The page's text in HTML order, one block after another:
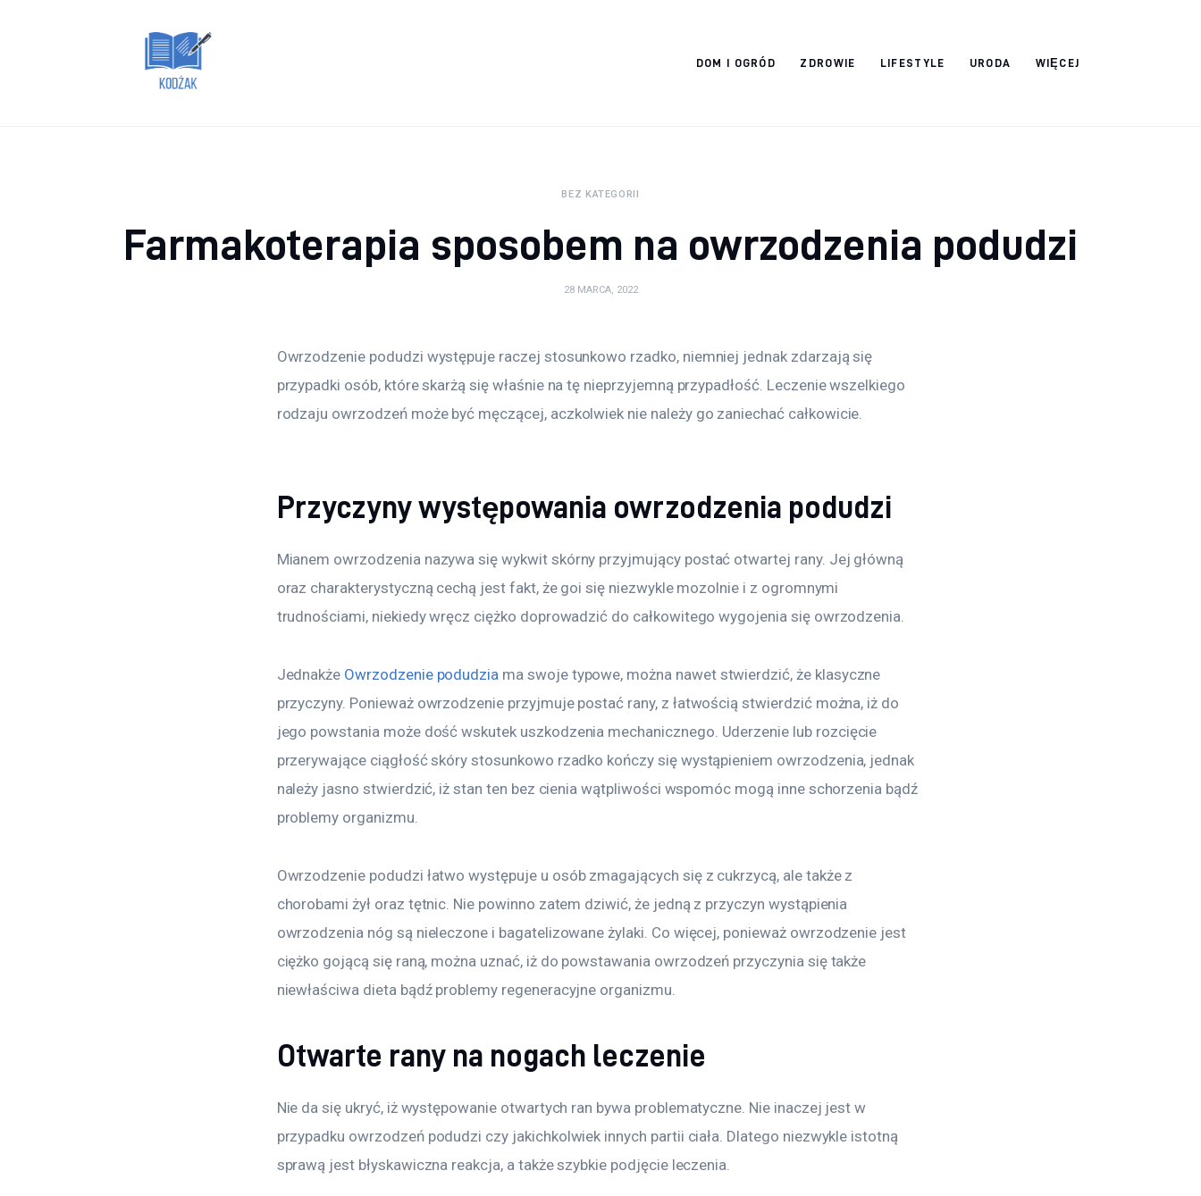
DOM I OGRÓD ZDROWIE LIFESTYLE URODA WIĘCEJ
BEZ KATEGORII
Farmakoterapia sposobem na owrzodzenia podudzi
28 MARCA, 2022
Owrzodzenie podudzi występuje raczej stosunkowo rzadko, niemniej jednak zdarzają się
przypadki osób, które skarżą się właśnie na tę nieprzyjemną przypadłość. Leczenie wszelkiego
rodzaju owrzodzeń może być męczącej, aczkolwiek nie należy go zaniechać całkowicie.
Przyczyny występowania owrzodzenia podudzi
Mianem owrzodzenia nazywa się wykwit skórny przyjmujący postać otwartej rany. Jej główną
oraz charakterystyczną cechą jest fakt, że goi się niezwykle mozolnie i z ogromnymi
trudnościami, niekiedy wręcz ciężko doprowadzić do całkowitego wygojenia się owrzodzenia.
Jednakże Owrzodzenie podudzia ma swoje typowe, można nawet stwierdzić, że klasyczne
przyczyny. Ponieważ owrzodzenie przyjmuje postać rany, z łatwością stwierdzić można, iż do
jego powstania może dość wskutek uszkodzenia mechanicznego. Uderzenie lub rozcięcie
przerywające ciągłość skóry stosunkowo rzadko kończy się wystąpieniem owrzodzenia, jednak
należy jasno stwierdzić, iż stan ten bez cienia wątpliwości wspomóc mogą inne schorzenia bądź
problemy organizmu.
Owrzodzenie podudzi łatwo występuje u osób zmagających się z cukrzycą, ale także z
chorobami żył oraz tętnic. Nie powinno zatem dziwić, że jedną z przyczyn wystąpienia
owrzodzenia nóg są nieleczone i bagatelizowane żylaki. Co więcej, ponieważ owrzodzenie jest
ciężko gojącą się raną, można uznać, iż do powstawania owrzodzeń przyczynia się także
niewłaściwa dieta bądź problemy regeneracyjne organizmu.
Otwarte rany na nogach leczenie
Nie da się ukryć, iż występowanie otwartych ran bywa problematyczne. Nie inaczej jest w
przypadku owrzodzeń podudzi czy jakichkolwiek innych partii ciała. Dlatego niezwykle istotną
sprawą jest błyskawiczna reakcja, a także szybkie podjęcie leczenia.